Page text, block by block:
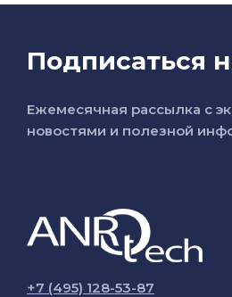
Подписаться
Ежемесячная рассылка с
новостями и полезной
+7 (495) 128-53-87